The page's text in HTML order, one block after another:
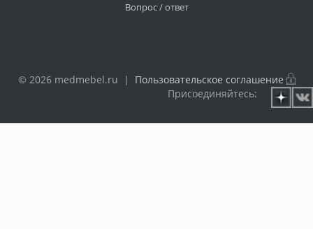
Вопрос / ответ
© 2026 medmebel.ru | Пользовательское соглашение
Присоединяйтесь: